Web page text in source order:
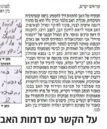
על הקשר עם דמות האב